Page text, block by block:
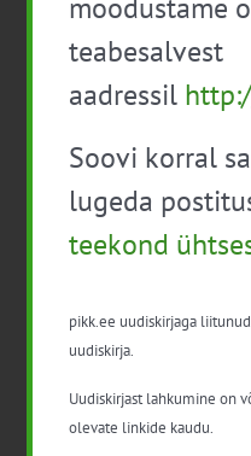
Süsiniku jalajälje
Detailid
moodustame
teabesalvest
aadressil
Soovi korral
lugeda
teekond
pikk.ee uudiskirjaga
uudiskirja.
Uudiskirjast lahkumine on
olevate linkide kaudu.